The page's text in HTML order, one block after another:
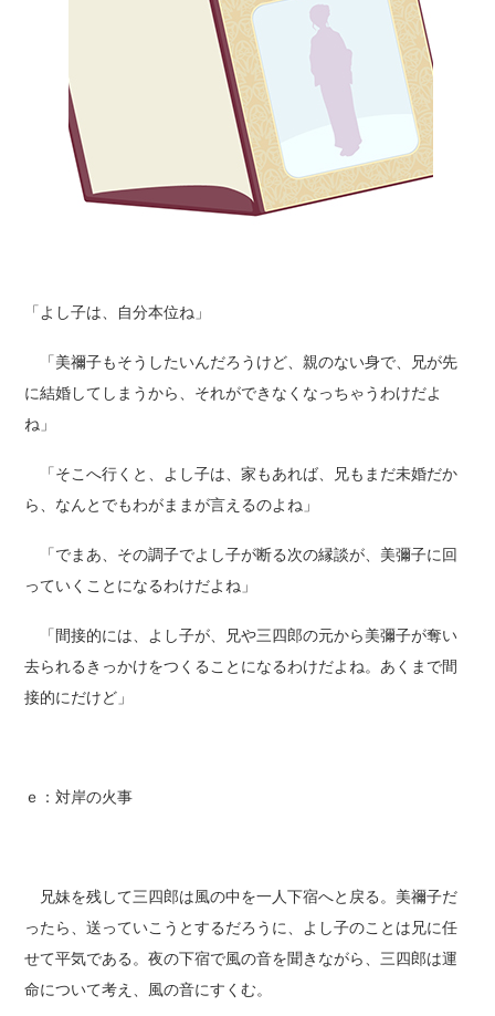
「よし子は、自分本位ね」
「美禰子もそうしたいんだろうけど、親のない身で、兄が先
に結婚してしまうから、それができなくなっちゃうわけだよ
ね」
「そこへ行くと、よし子は、家もあれば、兄もまだ未婚だか
ら、なんとでもわがままが言えるのよね」
「でまあ、その調子でよし子が断る次の縁談が、美彌子に回
っていくことになるわけだよね」
「間接的には、よし子が、兄や三四郎の元から美彌子が奪い
去られるきっかけをつくることになるわけだよね。あくまで間
接的にだけど」
ｅ：対岸の火事
兄妹を残して三四郎は風の中を一人下宿へと戻る。美禰子だ
ったら、送っていこうとするだろうに、よし子のことは兄に任
せて平気である。夜の下宿で風の音を聞きながら、三四郎は運
命について考え、風の音にすくむ。